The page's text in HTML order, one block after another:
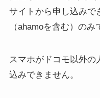
サイトから申し込みで
（ahamoを含む）のみ
スマホがドコモ以外の
込みできません。